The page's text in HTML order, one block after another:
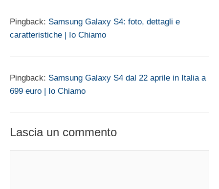
Pingback: Samsung Galaxy S4: foto, dettagli e
caratteristiche | Io Chiamo
Pingback: Samsung Galaxy S4 dal 22 aprile in Italia a
699 euro | Io Chiamo
Lascia un commento